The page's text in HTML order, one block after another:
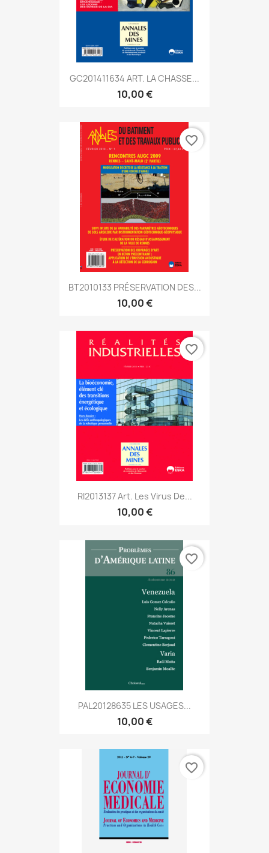
GC201411634 ART. LA CHASSE...
10,00 €
BT2010133 PRÉSERVATION DES...
10,00 €
favorite_border
RI2013137 Art. Les Virus De...
10,00 €
favorite_border
PAL20128635 LES USAGES...
10,00 €
favorite_border
favorite_border